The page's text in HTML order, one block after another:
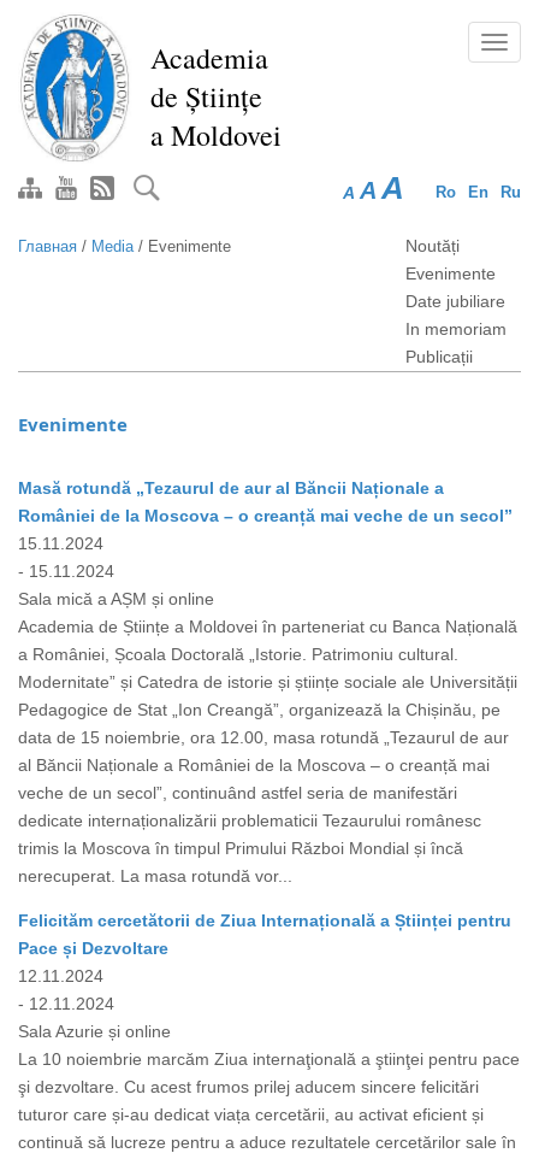
Перейти
основному
содержанию
Academia
de Științe
a Moldovei
Ro En Ru
A A A
Главная / Media/ Evenimente
Noutăți
Evenimente
Date jubiliare
In memoriam
Publicații
Evenimente
Masă rotundă „Tezaurul de aur al Băncii Naționale a
României de la Moscova – o creanță mai veche de un secol”
15.11.2024
- 15.11.2024
Sala mică a AȘM și online
Academia de Științe a Moldovei în parteneriat cu Banca Națională
a României, Școala Doctorală „Istorie. Patrimoniu cultural.
Modernitate” și Catedra de istorie și științe sociale ale Universității
Pedagogice de Stat „Ion Creangă”, organizează la Chișinău, pe
data de 15 noiembrie, ora 12.00, masa rotundă „Tezaurul de aur
al Băncii Naționale a României de la Moscova – o creanță mai
veche de un secol”, continuând astfel seria de manifestări
dedicate internaționalizării problematicii Tezaurului românesc
trimis la Moscova în timpul Primului Război Mondial și încă
nerecuperat. La masa rotundă vor...
Felicităm cercetătorii de Ziua Internațională a Științei pentru
Pace și Dezvoltare
12.11.2024
- 12.11.2024
Sala Azurie și online
La 10 noiembrie marcăm Ziua internaţională a ştiinţei pentru pace
şi dezvoltare. Cu acest frumos prilej aducem sincere felicitări
tuturor care și-au dedicat viața cercetării, au activat eficient și
continuă să lucreze pentru a aduce rezultatele cercetărilor sale în